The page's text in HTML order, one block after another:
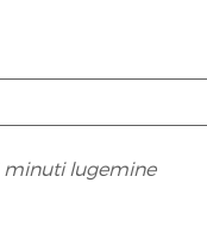
minuti lugemine